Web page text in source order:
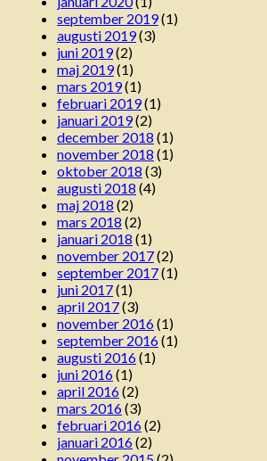
september 2019(1)
augusti 2019(3)
juni 2019(2)
maj 2019(1)
mars 2019(1)
februari 2019(1)
januari 2019(2)
december 2018 (1)
november 2018 (1)
oktober 2018 (3)
augusti 2018 (4)
maj 2018 (2)
mars 2018 (2)
januari 2018 (1)
november 2017(2)
september 2017(1)
juni 2017(1)
april 2017(3)
november 2016(1)
september 2016(1)
augusti 2016(1)
juni 2016(1)
april 2016(2)
mars 2016(3)
februari 2016(2)
januari 2016(2)